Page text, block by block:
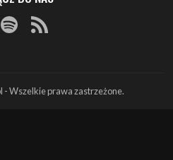
- Wszelkie prawa zastrzeżone.